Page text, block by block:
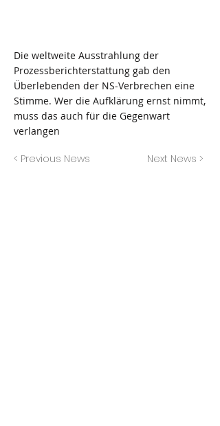
Die weltweite Ausstrahlung der
Prozessberichterstattung gab den
Überlebenden der NS-Verbrechen eine
Stimme. Wer die Aufklärung ernst nimmt,
muss das auch für die Gegenwart
verlangen
< Previous News Next News >